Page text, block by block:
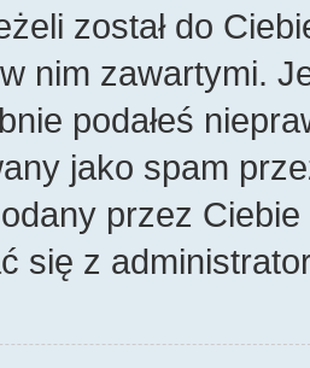
został do
nim zawartymi.
podałeś
jako spam
przez
się z